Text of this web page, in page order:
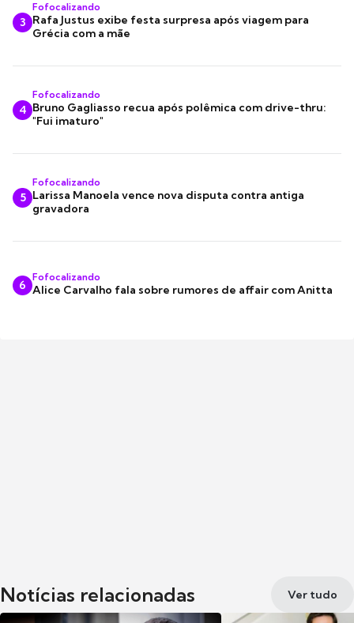
3
Fofocalizando
Rafa Justus exibe festa surpresa após viagem para
Grécia com a mãe
4
Fofocalizando
Bruno Gagliasso recua após polêmica com drive-thru:
"Fui imaturo"
5
Fofocalizando
Larissa Manoela vence nova disputa contra antiga
gravadora
6
Fofocalizando
Alice Carvalho fala sobre rumores de affair com Anitta
Notícias relacionadas Ver tudo